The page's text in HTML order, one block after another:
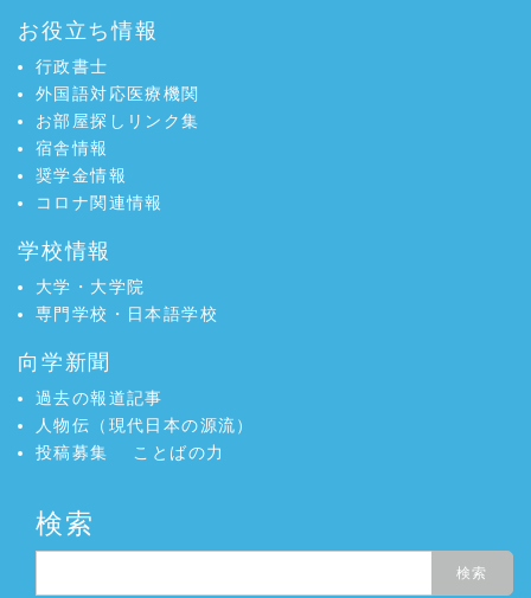
お役立ち情報
行政書士
外国語対応医療機関
お部屋探しリンク集
宿舎情報
奨学金情報
コロナ関連情報
学校情報
大学・大学院
専門学校・日本語学校
向学新聞
過去の報道記事
人物伝（現代日本の源流）
投稿募集
ことばの力
検索